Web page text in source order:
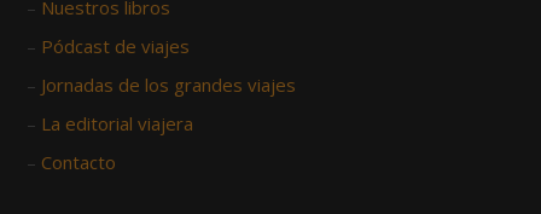
– Nuestros libros
– Pódcast de viajes
– Jornadas de los grandes viajes
– La editorial viajera
– Contacto